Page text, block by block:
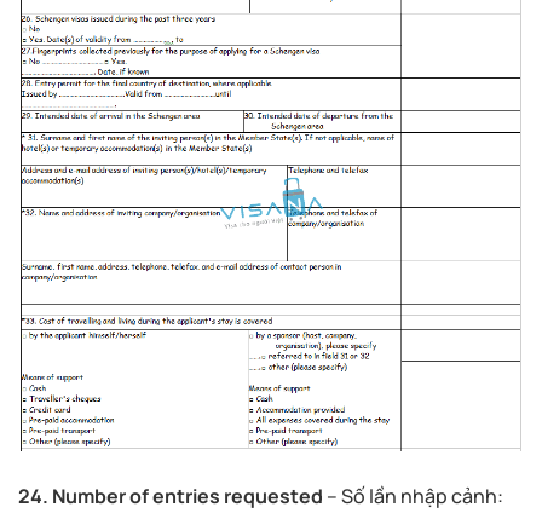
24. Number of entries requested – Số lần nhập cảnh: